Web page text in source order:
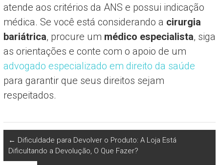
atende aos critérios da ANS e possui indicação
médica. Se você está considerando a cirurgia
bariátrica, procure um médico especialista, siga
as orientações e conte com o apoio de um
advogado especializado em direito da saúde
para garantir que seus direitos sejam
respeitados.
← Dificuldade para Devolver o Produto: A Loja Está
Dificultando a Devolução, O Que Fazer?